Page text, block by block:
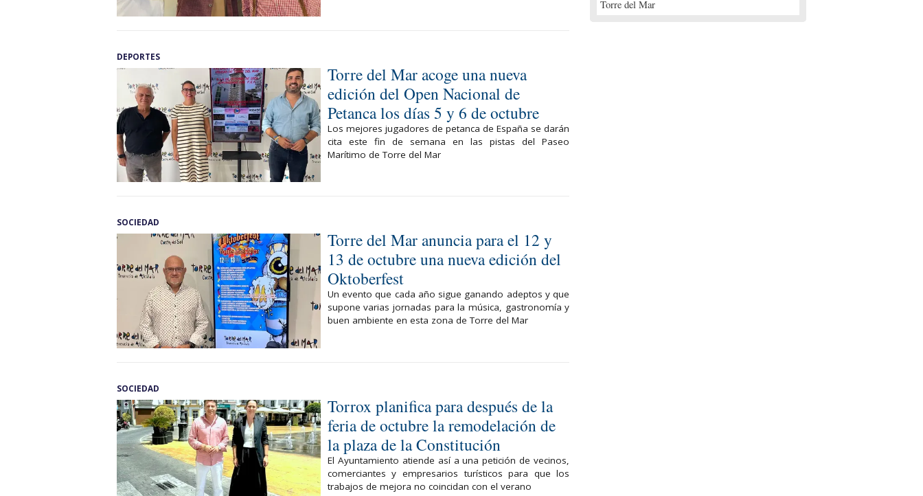
DEPORTES
Torre del Mar acoge una nueva
edición del Open Nacional de
Petanca los días 5 y 6 de octubre
Los mejores jugadores de petanca de España se darán
cita este fin de semana en las pistas del Paseo
Marítimo de Torre del Mar
SOCIEDAD
Torre del Mar anuncia para el 12 y
13 de octubre una nueva edición del
Oktoberfest
Un evento que cada año sigue ganando adeptos y que
supone varias jornadas para la música, gastronomía y
buen ambiente en esta zona de Torre del Mar
SOCIEDAD
Torrox planifica para después de la
feria de octubre la remodelación de
la plaza de la Constitución
El Ayuntamiento atiende así a una petición de vecinos,
comerciantes y empresarios turísticos para que los
trabajos de mejora no coincidan con el verano
Torre del Mar